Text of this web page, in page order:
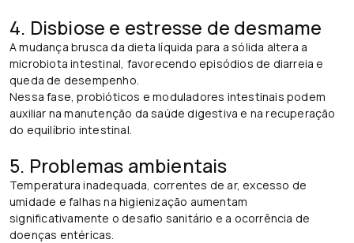
4. Disbiose e estresse de desmame
A mudança brusca da dieta líquida para a sólida altera a
microbiota intestinal, favorecendo episódios de diarreia e
queda de desempenho.
Nessa fase, probióticos e moduladores intestinais podem
auxiliar na manutenção da saúde digestiva e na recuperação
do equilíbrio intestinal.
5. Problemas ambientais
Temperatura inadequada, correntes de ar, excesso de
umidade e falhas na higienização aumentam
significativamente o desafio sanitário e a ocorrência de
doenças entéricas.